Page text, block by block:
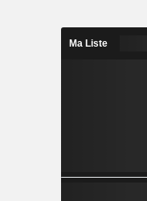
Ma Liste